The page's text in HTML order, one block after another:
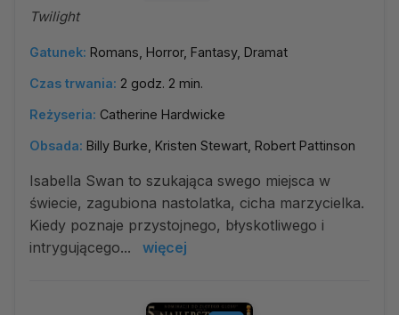
Twilight
Gatunek: Romans, Horror, Fantasy, Dramat
Czas trwania: 2 godz. 2 min.
Reżyseria: Catherine Hardwicke
Obsada: Billy Burke, Kristen Stewart, Robert Pattinson
Isabella Swan to szukająca swego miejsca w
świecie, zagubiona nastolatka, cicha marzycielka.
Kiedy poznaje przystojnego, błyskotliwego i
intrygującego...
więcej